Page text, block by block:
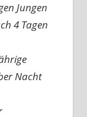
Jungen
4 Tagen
Nacht